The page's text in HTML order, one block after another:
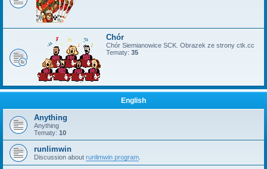
Chór
Chór Siemianowice SCK. Obrazek ze strony ctk.cc
Tematy: 35
English
Anything
Anything
Tematy: 10
runlimwin
Discussion about runlimwin program